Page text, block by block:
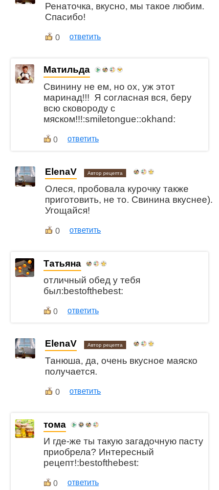
Ренаточка, вкусно, мы такое любим.
Спасибо!
0 ответить
Матильда
Свинину не ем, но ох, уж этот
маринад!!! Я согласная вся, беру
всю сковороду с
мяском!!!:smiletongue::okhand:
0 ответить
ElenaV Автор рецепта
Олеся, пробовала курочку также
приготовить, не то. Свинина вкуснее).
Угощайся!
0 ответить
Татьяна
отличный обед у тебя
был:bestofthebest:
0 ответить
ElenaV Автор рецепта
Танюша, да, очень вкусное маяско
получается.
0 ответить
тома
И где-же ты такую загадочную пасту
приобрела? Интересный
рецепт!:bestofthebest:
0 ответить